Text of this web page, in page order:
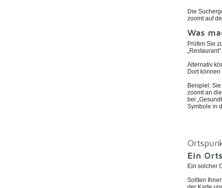
Die
zoomt auf
Was
Prüfen Sie
Alternativ
Dort
Beispiel:
zoomt an
bei
Symbole in
Ein
Ein solcher
Sollten